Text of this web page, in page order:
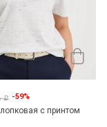
o -59%
с принтом